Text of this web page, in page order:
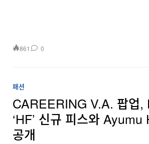
861 0
패션
CAREERING V.A. 팝업
‘HF’ 신규 피스와
공개